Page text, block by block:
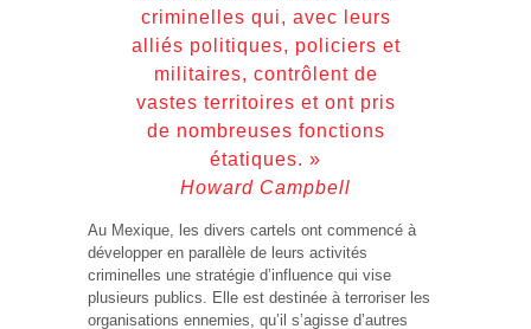
criminelles qui, avec leurs
alliés politiques, policiers et
militaires, contrôlent de
vastes territoires et ont pris
de nombreuses fonctions
étatiques. »
Howard Campbell
Au Mexique, les divers cartels ont commencé à
développer en parallèle de leurs activités
criminelles une stratégie d’influence qui vise
plusieurs publics. Elle est destinée à terroriser les
organisations ennemies, qu’il s’agisse d’autres